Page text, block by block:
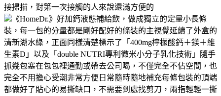
接掃描，對第一次接觸的人來說還滿方便的
《HomeDr.》好加鈣液態補給飲，做成獨立的定量小長條
裝，每一包的分量都是剛好配好的條裝的主視覺延續了外盒的
清新湖水綠，正面同樣清楚標示了「400mg檸檬酸鈣＋鎂＋維
生素D」以及「double NUTRI專利微米小分子乳化技術」隨手
抓幾包塞在包包裡通勤或帶去公司喝，不僅完全不佔空間，也
完全不用擔心受潮非常方便日常隨時隨地補充每條包裝的頂端
都做好了貼心的易撕缺口，不需要到處找剪刀，兩指輕輕一撕